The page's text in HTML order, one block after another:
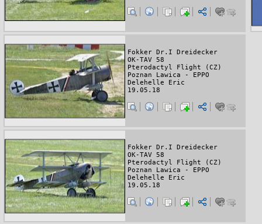
Fokker Dr.I Dreidecker
OK-TAV 58
Pterodactyl Flight (CZ)
Poznan Lawica - EPPO
Delehelle Eric
19.05.18
Fokker Dr.I Dreidecker
OK-TAV 58
Pterodactyl Flight (CZ)
Poznan Lawica - EPPO
Delehelle Eric
19.05.18